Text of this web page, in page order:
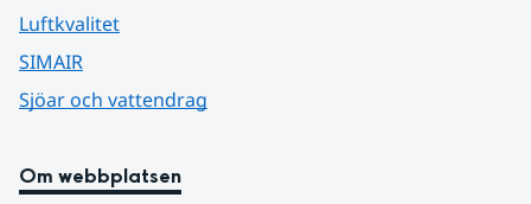
Luftkvalitet
SIMAIR
Sjöar och vattendrag
Om webbplatsen